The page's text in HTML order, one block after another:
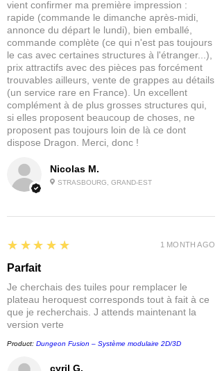
Nicolas M.
STRASBOURG, GRAND-EST
vient confirmer ma première impression :
rapide (commande le dimanche après-midi,
annonce du départ le lundi), bien emballé,
commande complète (ce qui n'est pas toujours
le cas avec certaines structures à l'étranger...),
prix attractifs avec des pièces pas forcément
trouvables ailleurs, vente de grappes au détails
(un service rare en France). Un excellent
complément à de plus grosses structures qui,
si elles proposent beaucoup de choses, ne
proposent pas toujours loin de là ce dont
dispose Dragon. Merci, donc !
cyril G.
5
★★★★★
Parfait
Je cherchais des tuiles pour remplacer le
plateau heroquest corresponds tout à fait à ce
que je recherchais. J attends maintenant la
version verte
Product: Dungeon Fusion – Système modulaire 2D/3D
1 MONTH AGO